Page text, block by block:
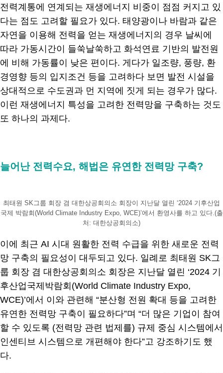
전력계통에 연계되는 재생에너지 비중이 점점 커지고 있
다는 점도 고려할 필요가 있다. 태양광이나 바람과 같은
자연을 이용해 전력을 얻는 재생에너지의 경우 날씨에
따라 가동시간이 들쑥날쑥하고 화석연료 기반의 발전원
에 비해 가동률이 낮은 편이다. 게다가 일조량, 풍량, 환
경영향 등의 입지조건 등을 고려하다 보면 발전 시설을
상대적으로 수도권과 먼 지역에 짓게 되는 경우가 많다.
이런 재생에너지 특성을 고려한 전력망을 구축하는 것도
또 하나의 과제다.
늘어난 전력수요, 해법은 유연한 전력망 구축?
최태원 SK그룹 회장 겸 대한상공회의소 회장이 지난달 열린 ‘2024 기후산업
국제 박람회(World Climate Industry Expo, WCE)’에서 환영사를 하고 있다.(출
처: 대한상공회의소)
이에 최근 AI 시대 원활한 전력 수급을 위한 새로운 전력
망 구축의 필요성이 대두되고 있다. 일례로 최태원 SK그
룹 회장 겸 대한상공회의소 회장은 지난달 열린 ‘2024 기
후산업국제박람회(World Climate Industry Expo,
WCE)’에서 이와 관련해 “분산형 전원 확대 등을 고려한
유연한 전력망 구축이 필요하다”며 “더 많은 기업이 참여
할 수 있도록 (전력망 관련 법제를) 규제 중심 시스템에서
인센티브 시스템으로 개편해야 한다”고 강조하기도 했
다.